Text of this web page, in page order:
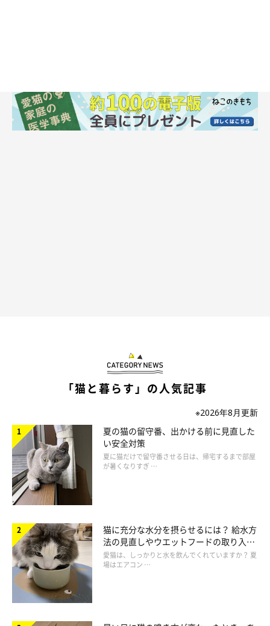
鼻の色 → 茶色やピンク
ねこのきもち投稿写真ギャラリー
猫のしま模様は、キジトラなどに見られる縦じまの「マッカレル
タビー」と、体の側面のうず巻き模様が特徴的な「クラシックタ
ビー」に大きく分かれます。クラシックタビーは西洋に多く、昔
すが、スコティッシュフォールドやマンチカン、ノルウェージャ
ンフォレストキャットなどにも見られます。
性格は、猫種にもよるものの、純血種に多いだけあって、遊び好
きで活発な傾向にあるようです。
「猫と暮らす」の人気記事
※2026年8月更新
夏の猫の留守番、出かける前に見直した
い安全対策
夏に猫だけで留守番させる日は、帰宅するまで部屋
が暑くなりすぎ …
猫に充分な水分を摂らせるには？ 給水方
法の見直しやウエットフードの取り入れ
方を解説
愛猫は、しっかりと水を飲んでくれていますか？ 夏
場はエアコン …